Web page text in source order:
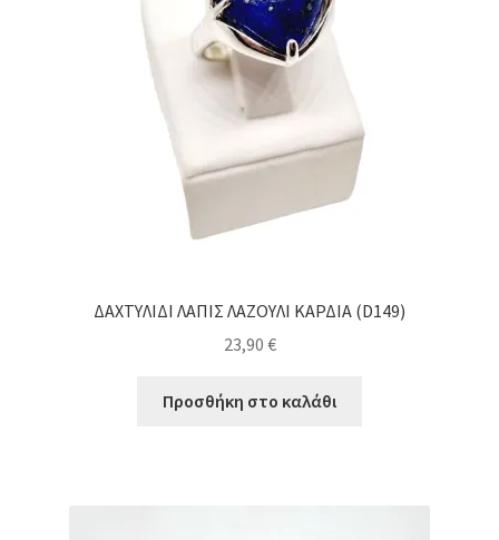
ΔΑΧΤΥΛΙΔΙ ΛΑΠΙΣ ΛΑΖΟΥΛΙ ΚΑΡΔΙΑ (D149)
23,90 €
Προσθήκη στο καλάθι